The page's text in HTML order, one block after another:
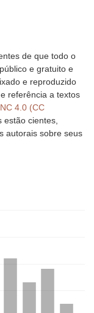
de que todo o
e gratuito e
e reproduzido
referência a textos
4.0 (CC
estão cientes,
autorais sobre seus